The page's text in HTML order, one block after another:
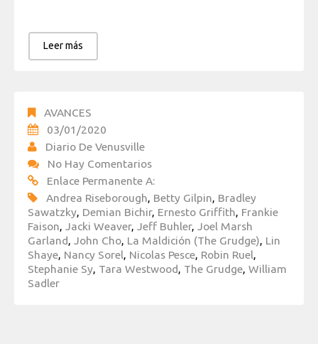
Leer más
AVANCES
03/01/2020
Diario De Venusville
No Hay Comentarios
Enlace Permanente A:
Andrea Riseborough, Betty Gilpin, Bradley
Sawatzky, Demian Bichir, Ernesto Griffith, Frankie
Faison, Jacki Weaver, Jeff Buhler, Joel Marsh
Garland, John Cho, La Maldición (The Grudge), Lin
Shaye, Nancy Sorel, Nicolas Pesce, Robin Ruel,
Stephanie Sy, Tara Westwood, The Grudge, William
Sadler